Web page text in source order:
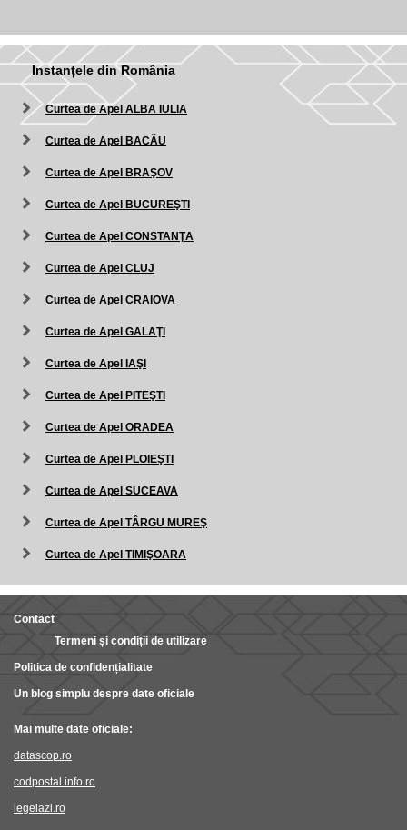
Instanțele din România
Curtea de Apel ALBA IULIA
Curtea de Apel BACĂU
Curtea de Apel BRAŞOV
Curtea de Apel BUCUREŞTI
Curtea de Apel CONSTANŢA
Curtea de Apel CLUJ
Curtea de Apel CRAIOVA
Curtea de Apel GALAŢI
Curtea de Apel IAŞI
Curtea de Apel PITEŞTI
Curtea de Apel ORADEA
Curtea de Apel PLOIEŞTI
Curtea de Apel SUCEAVA
Curtea de Apel TÂRGU MUREŞ
Curtea de Apel TIMIŞOARA
Contact
Termeni și condiții de utilizare
Politica de confidențialitate
Un blog simplu despre date oficiale
Mai multe date oficiale:
datascop.ro
codpostal.info.ro
legelazi.ro